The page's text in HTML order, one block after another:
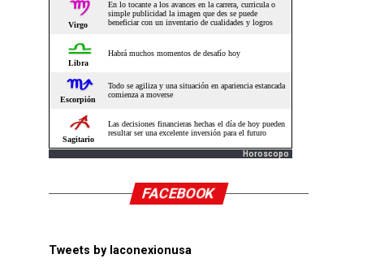
Horoscopo
FACEBOOK
Tweets by laconexionusa